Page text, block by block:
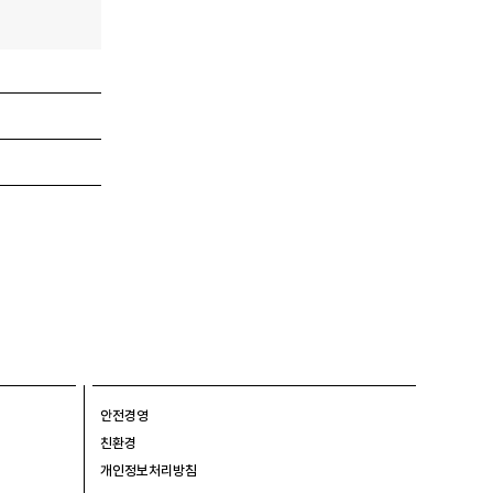
안전경영
친환경
개인정보처리방침